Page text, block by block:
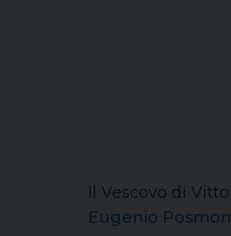
Il Vescovo di
Eugenio Posmon